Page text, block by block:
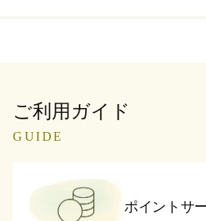
ご利用ガイド
GUIDE
ポイントサ